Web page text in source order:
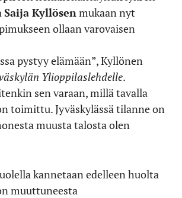
Saija Kyllösen mukaan nyt
ollaan varovaisen
pystyy elämään”, Kyllönen
Ylioppilaslehdelle.
sen varaan, millä tavalla
toimittu. Jyväskylässä tilanne on
muusta talosta olen
kannetaan edelleen huolta
muuttuneesta